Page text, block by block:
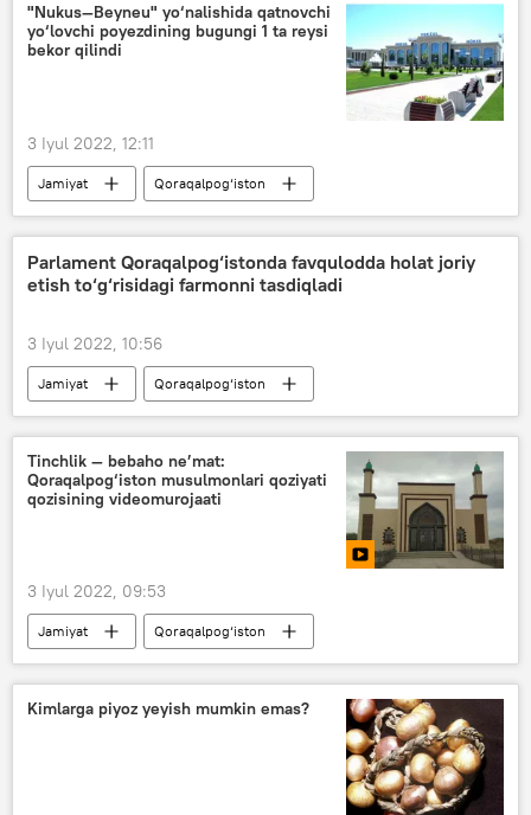
"Nukus—Beyneu" yo‘nalishida qatnovchi
yo‘lovchi poyezdining bugungi 1 ta reysi
bekor qilindi
3 Iyul 2022, 12:11
Jamiyat Qoraqalpog‘iston
Parlament Qoraqalpog‘istonda favqulodda holat joriy
etish to‘g‘risidagi farmonni tasdiqladi
3 Iyul 2022, 10:56
Jamiyat
Qoraqalpog‘iston
O‘zbekiston Oliy Majlisi Senati
Shavkat Mirziyoyev
Tinchlik — bebaho ne’mat:
Qoraqalpog‘iston musulmonlari qoziyati
qozisining videomurojaati
3 Iyul 2022, 09:53
Jamiyat Qoraqalpog‘iston
Kimlarga piyoz yeyish mumkin emas?